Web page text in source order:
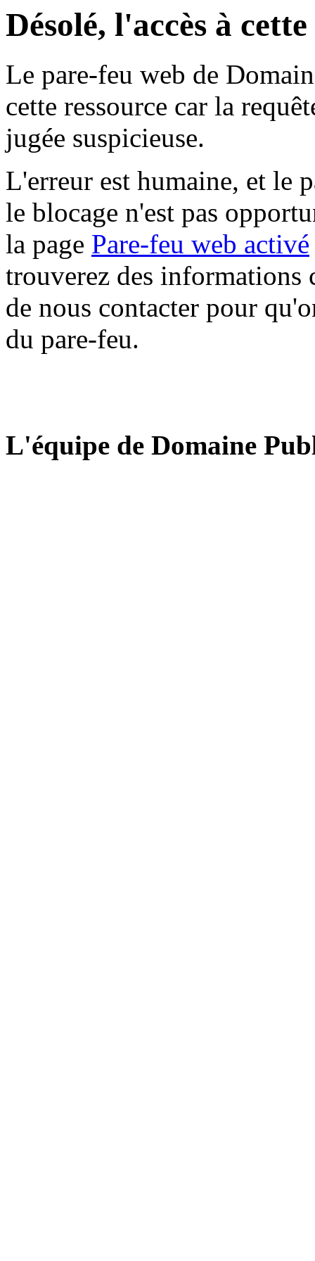
Désolé, l'accès à
Le pare-feu web de
cette ressource car la
jugée suspicieuse.
L'erreur est humaine, et le
le blocage n'est pas
la page Pare-feu web activé
trouverez des informations
de nous contacter pour
du pare-feu.
L'équipe de Domaine